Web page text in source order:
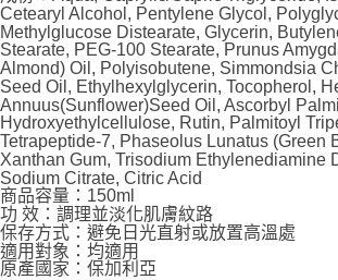
ATM／網路銀行／等多元方式進行付款，方視為交易
※ 請注意：結帳手續完成當下不需立刻繳費，但若您
購買商品的店家。未經商家同意取消之訂單仍視為有
後付繳納相關費用。
※ 交易是否成功請以「AFTEE先享後付 」之結帳頁面
是否繳費成功／繳費後需取消欲退款等相關疑問，請
客戶支援中心」https://netprotections.freshdesk.com/
【注意事項】
１．透過由恩沛科技股份有限公司提供之「AFTEE先
易，需依本服務之必要範圍內提供個人資料，並將交
權轉讓予恩沛科技股份有限公司。
２．關於個人資料處理事宜，請瀏覽以下網址：
https://aftee.tw/terms/#terms3
7-11取貨付款
每筆NT$60，滿NT$590(含以上)免運費
付款後7-11取貨
每筆NT$60，滿NT$590(含以上)免運費
宅配
每筆NT$100，滿NT$590(含以上)免運費
離島宅配
每筆NT$150，滿NT$890(含以上)免運費
Cetearyl Alcohol, Pentylene Glycol,
Methylglucose Distearate, Glycerin,
Stearate, PEG-100 Stearate, Prunus
Almond) Oil, Polyisobutene, Simmondsia
Seed Oil, Ethylhexylglycerin, Tocopherol,
Annuus(Sunflower)Seed Oil, Ascorbyl
Hydroxyethylcellulose, Rutin, Palmitoyl
Tetrapeptide-7, Phaseolus Lunatus (Green
Xanthan Gum, Trisodium Ethylenediamine
Sodium Citrate, Citric Acid
商品容量：150ml
功 效：調理並淡化肌膚紋路
保存方式：避免日光直射或放置高溫處
適用對象：均適用
原產國家：保加利亞